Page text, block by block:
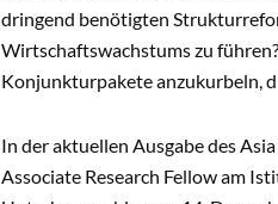
dringend benötigten
Wirtschaftswachstums zu
Konjunkturpakete anzukurbeln,
In der aktuellen Ausgabe des
Associate Research Fellow am